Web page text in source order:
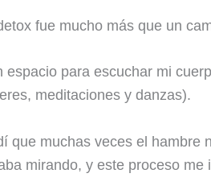
fue mucho más que un
espacio para escuchar mi
meditaciones y danzas).
que muchas veces el hambre
mirando, y este proceso